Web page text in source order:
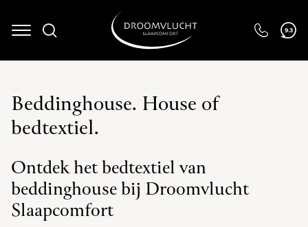
Navigation 9.3
Beddinghouse. House of
bedtextiel.
Ontdek het bedtextiel van
beddinghouse bij Droomvlucht
Slaapcomfort